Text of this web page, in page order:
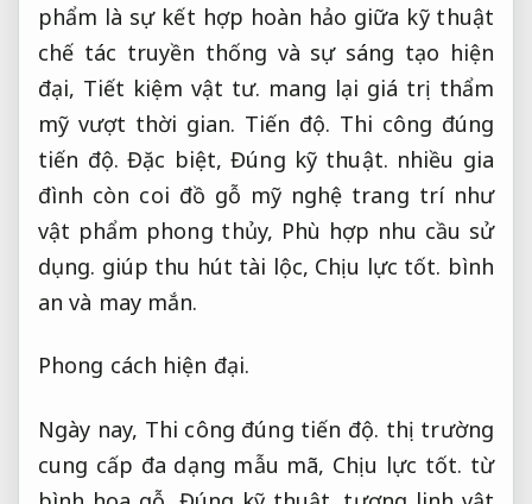
phẩm là sự kết hợp hoàn hảo giữa kỹ thuật
chế tác truyền thống và sự sáng tạo hiện
đại, Tiết kiệm vật tư. mang lại giá trị thẩm
mỹ vượt thời gian. Tiến độ. Thi công đúng
tiến độ. Đặc biệt,Đúng kỹ thuật. nhiều gia
đình còn coi đồ gỗ mỹ nghệ trang trí như
vật phẩm phong thủy, Phù hợp nhu cầu sử
dụng. giúp thu hút tài lộc, Chịu lực tốt. bình
an và may mắn.
Phong cách hiện đại.
Ngày nay, Thi công đúng tiến độ. thị trường
cung cấp đa dạng mẫu mã, Chịu lực tốt. từ